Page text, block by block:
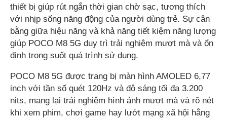
thiết bị giúp rút ngắn thời gian chờ sạc, tương thích
với nhịp sống năng động của người dùng trẻ. Sự cân
bằng giữa hiệu năng và khả năng tiết kiệm năng lượng
giúp POCO M8 5G duy trì trải nghiệm mượt mà và ổn
định trong suốt quá trình sử dụng.
POCO M8 5G được trang bị màn hình AMOLED 6,77
inch với tần số quét 120Hz và độ sáng tối đa 3.200
nits, mang lại trải nghiệm hình ảnh mượt mà và rõ nét
khi xem phim, chơi game hay lướt mạng xã hội hằng